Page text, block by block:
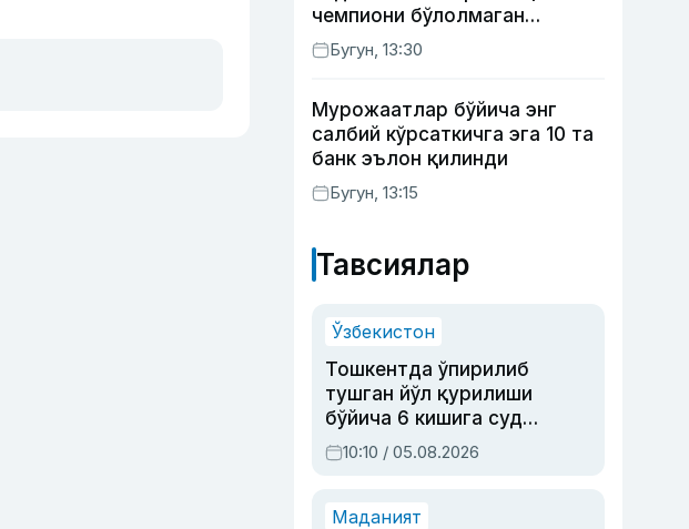
чемпиони бўлолмаган
суперюлдузлар
Бугун, 13:30
Мурожаатлар бўйича энг
салбий кўрсаткичга эга 10 та
банк эълон қилинди
Бугун, 13:15
Тавсиялар
Ўзбекистон
Тошкентда ўпирилиб
тушган йўл қурилиши
бўйича 6 кишига суд
ҳукми ўқилди
10:10 / 05.08.2026
Маданият